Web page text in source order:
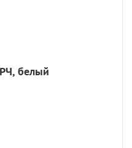
белый